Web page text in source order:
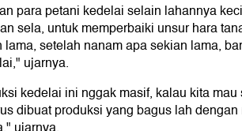
para petani kedelai selain lahannya
sela, untuk memperbaiki unsur hara
lama, setelah nanam apa sekian lama,
ujarnya.
kedelai ini nggak masif, kalau kita
dibuat produksi yang bagus lah